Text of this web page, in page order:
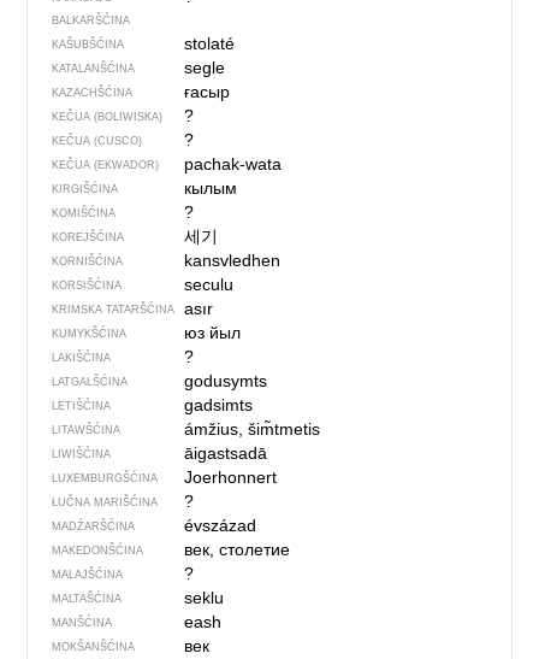
BALKARŠĆINA
KAŠUBŠĆINA stolaté
KATALANŠĆINA segle
KAZACHŠĆINA ғасыр
KEČUA (BOLIWISKA) ?
KEČUA (CUSCO) ?
KEČUA (EKWADOR) pachak-wata
KIRGIŠĆINA кылым
KOMIŠĆINA ?
KOREJŠĆINA 세기
KORNIŠĆINA kansvledhen
KORSIŠĆINA seculu
KRIMSKA TATARŠĆINA asır
KUMYKŠĆINA юз йыл
LAKIŠĆINA ?
LATGALŠĆINA godusymts
LETIŠĆINA gadsimts
LITAWŠĆINA ámžius, šim̃tmetis
LIWIŠĆINA āigastsadā
LUXEMBURGŠĆINA Joerhonnert
ŁUČNA MARIŠĆINA ?
MADŹARŠĆINA évszázad
MAKEDONŠĆINA век, столетие
MALAJŠĆINA ?
MALTAŠĆINA seklu
MANŠĆINA eash
MOKŠANŠĆINA век